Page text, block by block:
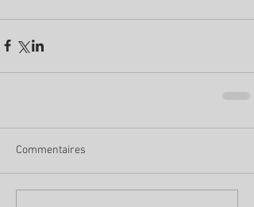
Commentaires